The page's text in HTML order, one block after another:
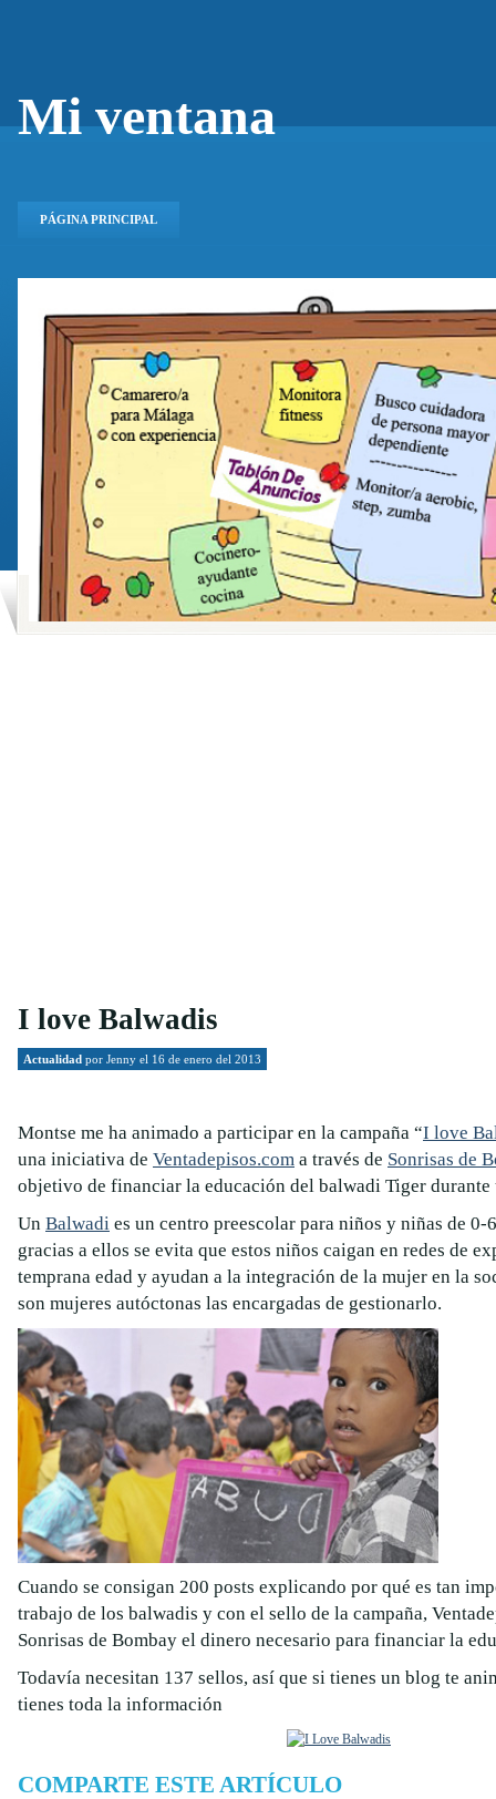
Mi ventana
PÁGINA PRINCIPAL
I love Balwadis
Actualidad por Jenny el 16 de enero del 2013
Montse me ha animado a participar en la campaña “I love
una iniciativa de Ventadepisos.com a través de Sonrisas de
objetivo de financiar la educación del balwadi Tiger durante
Un Balwadi es un centro preescolar para niños y niñas de 0-
gracias a ellos se evita que estos niños caigan en redes de
temprana edad y ayudan a la integración de la mujer en la
son mujeres autóctonas las encargadas de gestionarlo.
Cuando se consigan 200 posts explicando por qué es tan
trabajo de los balwadis y con el sello de la campaña,
Sonrisas de Bombay el dinero necesario para financiar la
Todavía necesitan 137 sellos, así que si tienes un blog te
tienes toda la información
COMPARTE ESTE ARTÍCULO